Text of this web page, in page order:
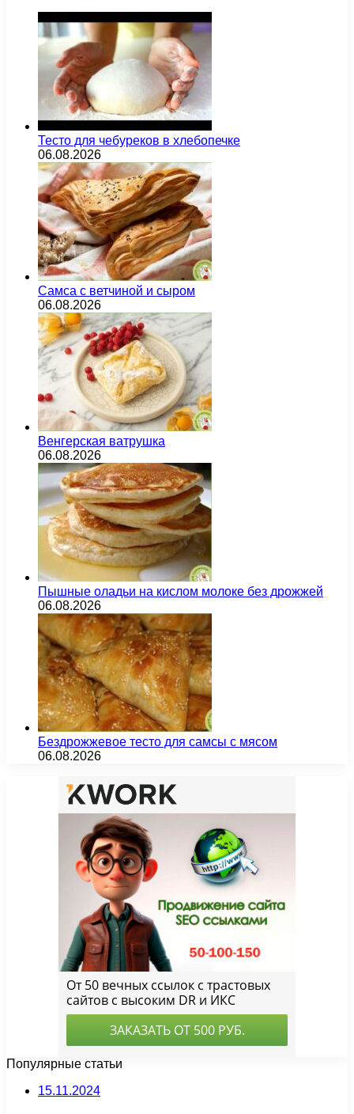
Тесто для чебуреков в хлебопечке
06.08.2026
Самса с ветчиной и сыром
06.08.2026
Венгерская ватрушка
06.08.2026
Пышные оладьи на кислом молоке без дрожжей
06.08.2026
Бездрожжевое тесто для самсы с мясом
06.08.2026
Популярные статьи
15.11.2024